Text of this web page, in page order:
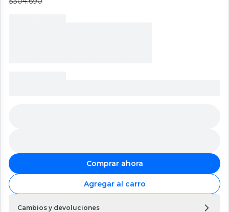
Comprar ahora
Agregar al carro
Cambios y devoluciones